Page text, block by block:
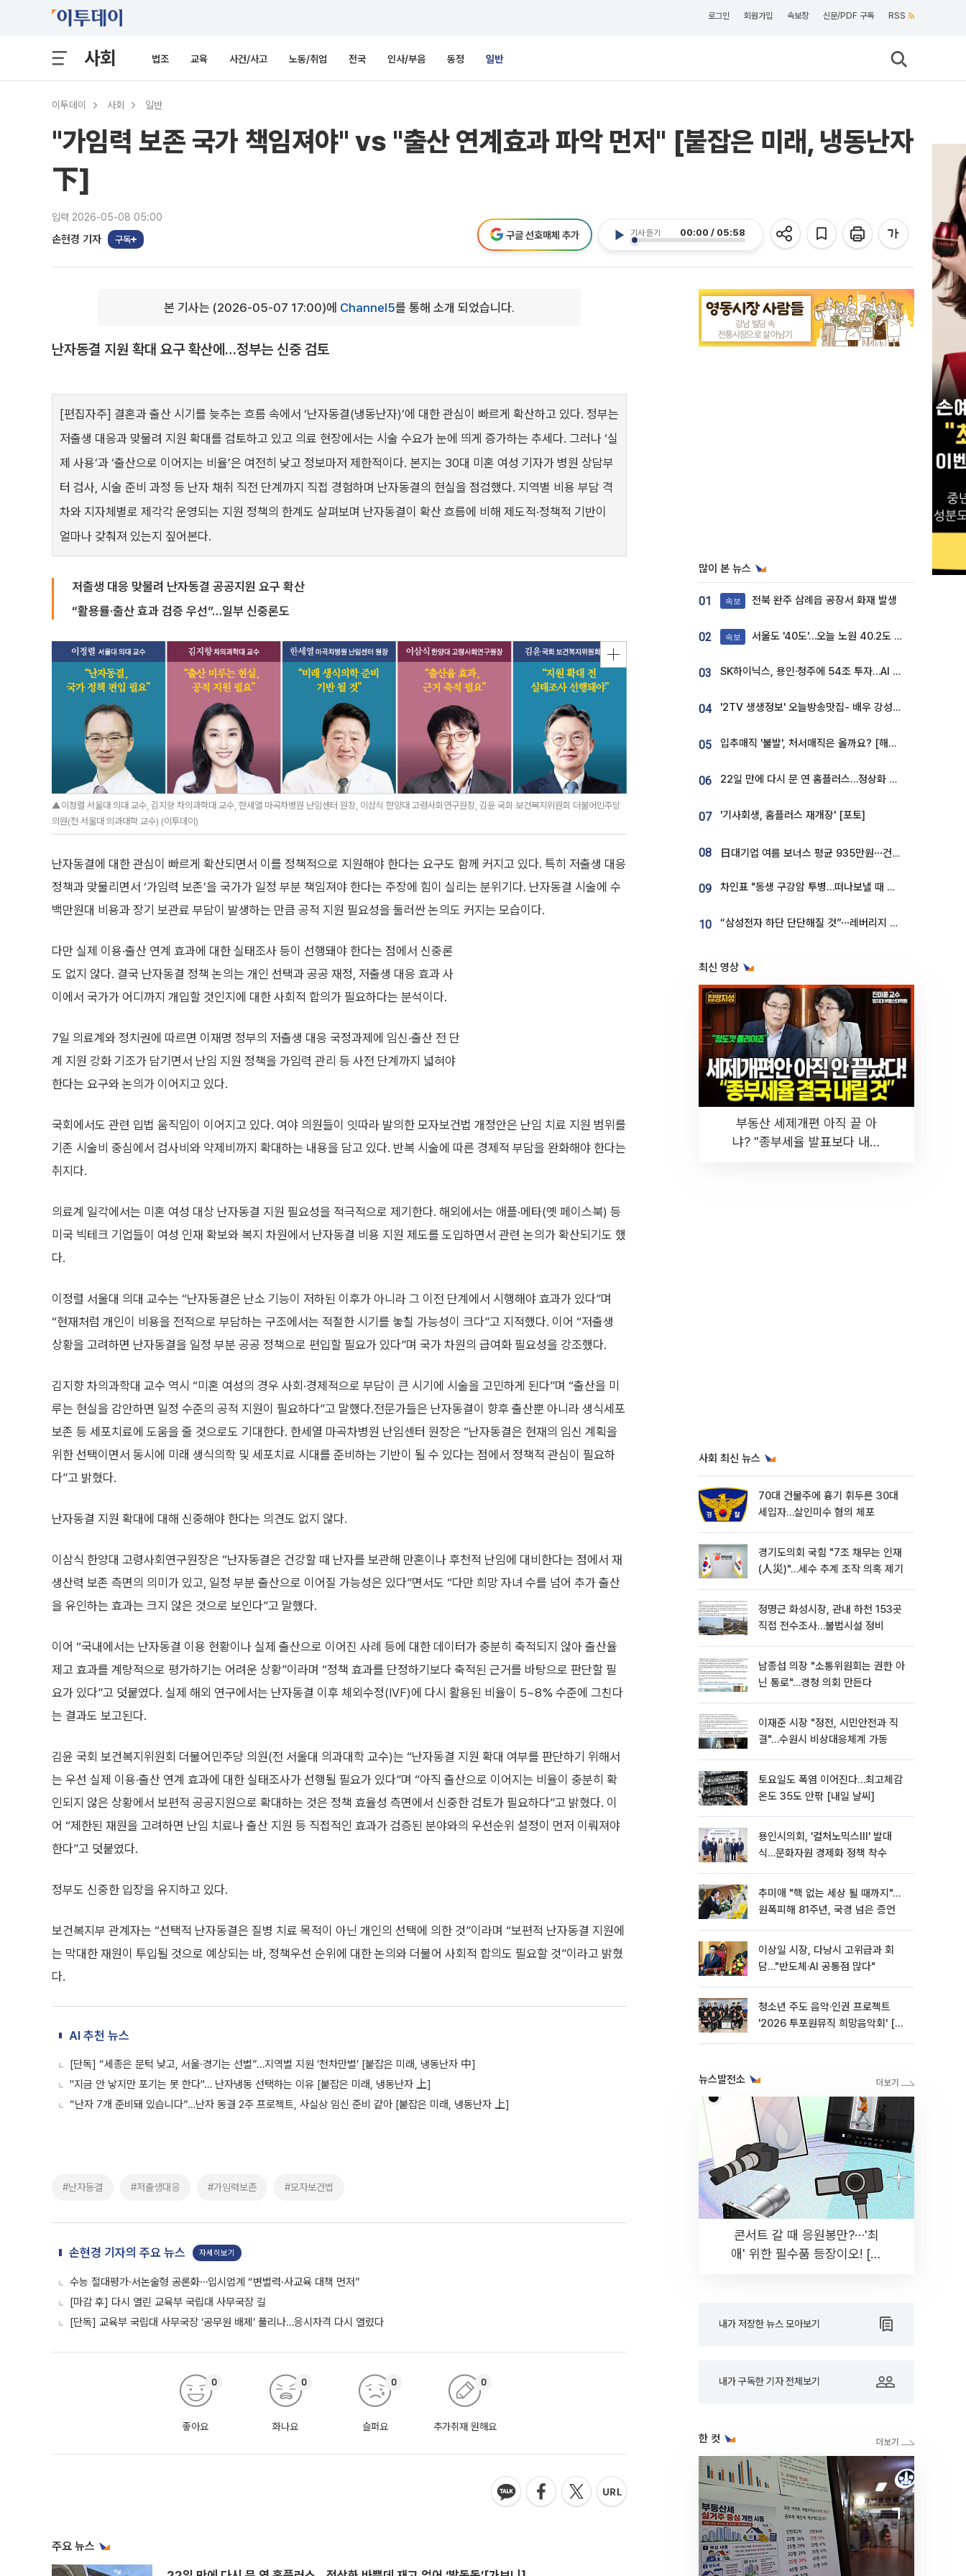
로그인 회원가입 속보창 신문/PDF 구독 RSS
사회 법조 교육 사건/사고 노동/취업 전국 인사/부음 동정 일반
이투데이 사회 일반
"가임력 보존 국가 책임져야" vs "출산 연계효과 파악 먼저" [붙잡은 미래, 냉동난자
下]
입력 2026-05-08 05:00
손현경 기자 구독
기사 듣기 00:00 / 05:58
구글 선호매체 추가
본 기사는 (2026-05-07 17:00)에 Channel5를 통해 소개 되었습니다.
난자동결 지원 확대 요구 확산에…정부는 신중 검토
[편집자주] 결혼과 출산 시기를 늦추는 흐름 속에서 ‘난자동결(냉동난자)’에 대한 관심이 빠르게 확산하고 있다. 정부는
저출생 대응과 맞물려 지원 확대를 검토하고 있고 의료 현장에서는 시술 수요가 눈에 띄게 증가하는 추세다. 그러나 ‘실
제 사용’과 ‘출산으로 이어지는 비율’은 여전히 낮고 정보마저 제한적이다. 본지는 30대 미혼 여성 기자가 병원 상담부
터 검사, 시술 준비 과정 등 난자 채취 직전 단계까지 직접 경험하며 난자동결의 현실을 점검했다. 지역별 비용 부담 격
차와 지자체별로 제각각 운영되는 지원 정책의 한계도 살펴보며 난자동결이 확산 흐름에 비해 제도적·정책적 기반이
얼마나 갖춰져 있는지 짚어본다.
저출생 대응 맞물려 난자동결 공공지원 요구 확산
“활용률·출산 효과 검증 우선”…일부 신중론도
▲이정렬 서울대 의대 교수, 김지향 차의과학대 교수, 한세열 마곡차병원 난임센터 원장, 이삼식 한양대 고령사회연구원장, 김윤 국회 보건복지위원회 더불어민주당
의원(전 서울대 의과대학 교수) (이투데이)
난자동결에 대한 관심이 빠르게 확산되면서 이를 정책적으로 지원해야 한다는 요구도 함께 커지고 있다. 특히 저출생 대응
정책과 맞물리면서 ‘가임력 보존’을 국가가 일정 부분 책임져야 한다는 주장에 힘이 실리는 분위기다. 난자동결 시술에 수
백만원대 비용과 장기 보관료 부담이 발생하는 만큼 공적 지원 필요성을 둘러싼 논의도 커지는 모습이다.
다만 실제 이용·출산 연계 효과에 대한 실태조사 등이 선행돼야 한다는 점에서 신중론
도 없지 않다. 결국 난자동결 정책 논의는 개인 선택과 공공 재정, 저출생 대응 효과 사
이에서 국가가 어디까지 개입할 것인지에 대한 사회적 합의가 필요하다는 분석이다.
7일 의료계와 정치권에 따르면 이재명 정부의 저출생 대응 국정과제에 임신·출산 전 단
계 지원 강화 기조가 담기면서 난임 지원 정책을 가임력 관리 등 사전 단계까지 넓혀야
한다는 요구와 논의가 이어지고 있다.
국회에서도 관련 입법 움직임이 이어지고 있다. 여야 의원들이 잇따라 발의한 모자보건법 개정안은 난임 치료 지원 범위를
기존 시술비 중심에서 검사비와 약제비까지 확대하는 내용을 담고 있다. 반복 시술에 따른 경제적 부담을 완화해야 한다는
취지다.
의료계 일각에서는 미혼 여성 대상 난자동결 지원 필요성을 적극적으로 제기한다. 해외에서는 애플·메타(옛 페이스북) 등
미국 빅테크 기업들이 여성 인재 확보와 복지 차원에서 난자동결 비용 지원 제도를 도입하면서 관련 논의가 확산되기도 했
다.
이정렬 서울대 의대 교수는 “난자동결은 난소 기능이 저하된 이후가 아니라 그 이전 단계에서 시행해야 효과가 있다”며
“현재처럼 개인이 비용을 전적으로 부담하는 구조에서는 적절한 시기를 놓칠 가능성이 크다”고 지적했다. 이어 “저출생
상황을 고려하면 난자동결을 일정 부분 공공 정책으로 편입할 필요가 있다”며 국가 차원의 급여화 필요성을 강조했다.
김지향 차의과학대 교수 역시 “미혼 여성의 경우 사회·경제적으로 부담이 큰 시기에 시술을 고민하게 된다”며 “출산을 미
루는 현실을 감안하면 일정 수준의 공적 지원이 필요하다”고 말했다.전문가들은 난자동결이 향후 출산뿐 아니라 생식세포
보존 등 세포치료에 도움을 줄 것으로도 기대한다. 한세열 마곡차병원 난임센터 원장은 “난자동결은 현재의 임신 계획을
위한 선택이면서 동시에 미래 생식의학 및 세포치료 시대를 준비하는 기반이 될 수 있다는 점에서 정책적 관심이 필요하
다”고 밝혔다.
난자동결 지원 확대에 대해 신중해야 한다는 의견도 없지 않다.
이삼식 한양대 고령사회연구원장은 “난자동결은 건강할 때 난자를 보관해 만혼이나 후천적 난임에 대비한다는 점에서 재
생산력 보존 측면의 의미가 있고, 일정 부분 출산으로 이어질 가능성은 있다”면서도 “다만 희망 자녀 수를 넘어 추가 출산
을 유인하는 효과는 크지 않은 것으로 보인다”고 말했다.
이어 “국내에서는 난자동결 이용 현황이나 실제 출산으로 이어진 사례 등에 대한 데이터가 충분히 축적되지 않아 출산율
제고 효과를 계량적으로 평가하기는 어려운 상황”이라며 “정책 효과를 단정하기보다 축적된 근거를 바탕으로 판단할 필
요가 있다”고 덧붙였다. 실제 해외 연구에서는 난자동결 이후 체외수정(IVF)에 다시 활용된 비율이 5~8% 수준에 그친다
는 결과도 보고된다.
김윤 국회 보건복지위원회 더불어민주당 의원(전 서울대 의과대학 교수)는 “난자동결 지원 확대 여부를 판단하기 위해서
는 우선 실제 이용·출산 연계 효과에 대한 실태조사가 선행될 필요가 있다”며 “아직 출산으로 이어지는 비율이 충분히 확
인되지 않은 상황에서 보편적 공공지원으로 확대하는 것은 정책 효율성 측면에서 신중한 검토가 필요하다”고 밝혔다. 이
어 “제한된 재원을 고려하면 난임 치료나 출산 지원 등 직접적인 효과가 검증된 분야와의 우선순위 설정이 먼저 이뤄져야
한다”고 덧붙였다.
정부도 신중한 입장을 유지하고 있다.
보건복지부 관계자는 “선택적 난자동결은 질병 치료 목적이 아닌 개인의 선택에 의한 것”이라며 “보편적 난자동결 지원에
는 막대한 재원이 투입될 것으로 예상되는 바, 정책우선 순위에 대한 논의와 더불어 사회적 합의도 필요할 것”이라고 밝혔
다.
AI 추천 뉴스
[단독] “세종은 문턱 낮고, 서울·경기는 선별”…지역별 지원 ‘천차만별’ [붙잡은 미래, 냉동난자 中]
"지금 안 낳지만 포기는 못 한다"… 난자냉동 선택하는 이유 [붙잡은 미래, 냉동난자 上]
“난자 7개 준비돼 있습니다”…난자 동결 2주 프로젝트, 사실상 임신 준비 같아 [붙잡은 미래, 냉동난자 上]
#난자동결 #저출생대응 #가임력보존 #모자보건법
손현경 기자의 주요 뉴스 자세히보기
수능 절대평가·서논술형 공론화⋯입시업계 “변별력·사교육 대책 먼저”
[마감 후] 다시 열린 교육부 국립대 사무국장 길
[단독] 교육부 국립대 사무국장 ‘공무원 배제’ 풀리나…응시자격 다시 열렸다
좋아요
0
화나요
0
슬퍼요
0
추가취재 원해요
0
주요 뉴스
많이 본 뉴스
01 속보 전북 완주 삼례읍 공장서 화재 발생
02 속보 서울도 '40도'…오늘 노원 40.2도 기록
03 SK하이닉스, 용인·청주에 54조 투자…AI 메모리 생산기지 키운다
04 '2TV 생생정보' 오늘방송맛집- 배우 강성진 단골! 쌀국수ㆍ푸팟퐁 커리 맛집 '블○○○'
05 입추매직 '불발', 처서매직은 올까요? [해시태그]
06 22일 만에 다시 문 연 홈플러스…정상화 바쁜데 재고 없어 ‘발동동’[가보니]
07 '기사회생, 홈플러스 재개장' [포토]
08 日대기업 여름 보너스 평균 935만원⋯건설회사 1800만 넘어
09 차인표 "동생 구강암 투병…떠나보낼 때 가장 힘들었다”
10 “삼성전자 하단 단단해질 것”⋯레버리지 규제에 쏠림 완화 [찐코노미]
최신 영상
부동산 세제개편 아직 끝 아
냐? "종부세율 발표보다 내릴
사회 최신 뉴스
70대 건물주에 흉기 휘두른 30대
세입자…살인미수 혐의 체포
경기도의회 국힘 "7조 채무는 인재
(人災)"…세수 추계 조작 의혹 제기
정명근 화성시장, 관내 하천 153곳
직접 전수조사…불법시설 정비
남종섭 의장 "소통위원회는 권한 아
닌 통로"…경청 의회 만든다
이재준 시장 "정전, 시민안전과 직
결"…수원시 비상대응체계 가동
토요일도 폭염 이어진다…최고체감
온도 35도 안팎 [내일 날씨]
용인시의회, '컬처노믹스Ⅲ' 발대
식…문화자원 경제화 정책 착수
추미애 "핵 없는 세상 될 때까지"…
원폭피해 81주년, 국경 넘은 증언
이상일 시장, 다낭시 고위급과 회
담…"반도체·AI 공통점 많다"
청소년 주도 음악·인권 프로젝트
'2026 투포원뮤직 희망음악회' [포
뉴스발전소
콘서트 갈 때 응원봉만?⋯'최
애' 위한 필수품 등장이오! [솔
내가 저장한 뉴스 모아보기
내가 구독한 기자 전체보기
한 컷